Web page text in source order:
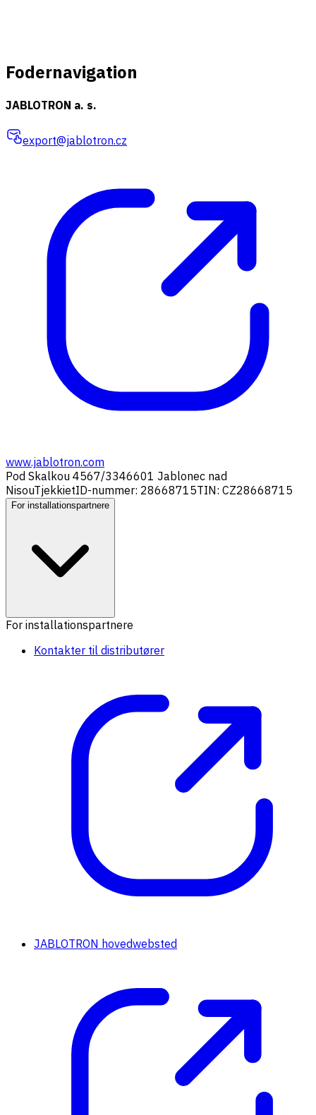
Fodernavigation
JABLOTRON a. s.
export@jablotron.cz
www.jablotron.com
Pod Skalkou 4567/3346601 Jablonec nad
NisouTjekkietID-nummer: 28668715TIN: CZ28668715
For installationspartnere
For installationspartnere
Kontakter til distributører
JABLOTRON hovedwebsted